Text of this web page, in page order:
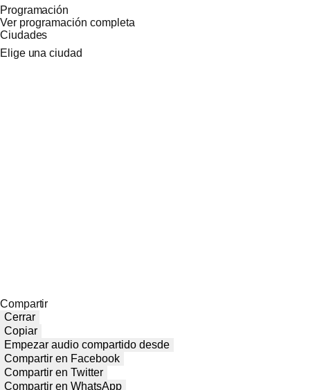
Programación
Ver programación completa
Ciudades
Elige una ciudad
Compartir
Cerrar
Copiar
Empezar audio compartido desde
Compartir en Facebook
Compartir en Twitter
Compartir en WhatsApp